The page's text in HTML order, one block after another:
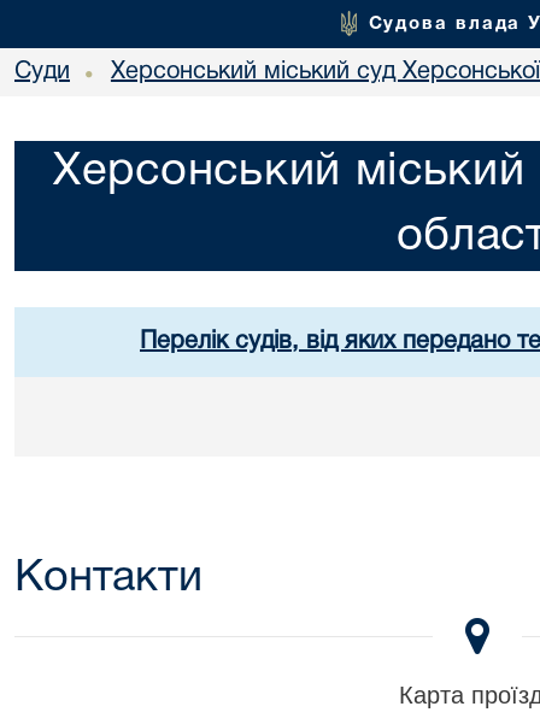
Судова влада
Суди • Херсонський міський суд Херсонської
Херсонський міський
Перелік судів, від яких передано
Контакти
Карта